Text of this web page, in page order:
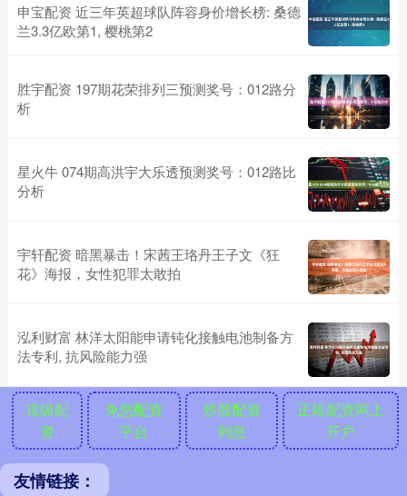
申宝配资 近三年英超球队阵容身价增长榜: 桑德
兰3.3亿欧第1, 樱桃第2
胜宇配资 197期花荣排列三预测奖号：012路分
析
星火牛 074期高洪宇大乐透预测奖号：012路比
分析
宇轩配资 暗黑暴击！宋茜王珞丹王子文《狂
花》海报，女性犯罪太敢拍
泓利财富 林洋太阳能申请钝化接触电池制备方
法专利, 抗风险能力强
顶级配
资
免息配资
平台
炒股配资
利息
正规配资网上
开户
友情链接：